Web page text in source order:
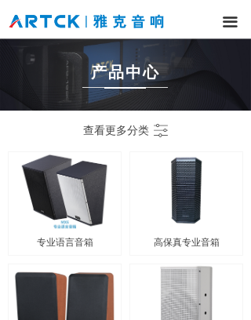
끀
网站首页
产品中心
新闻中心
服务与支持
关于我们
专业语言音箱 高保真专业音箱
产品中心
ꀒ
查看更多分类